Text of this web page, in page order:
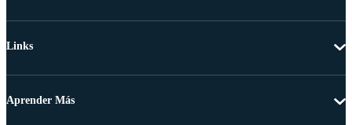
Links
Aprender Más